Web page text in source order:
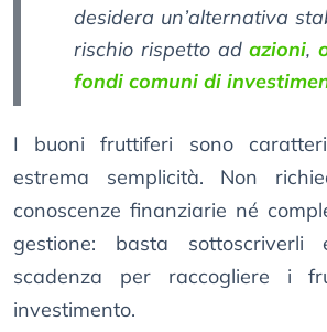
desidera un’alternativa
rischio rispetto adazioni,
fondi comuni di
I buoni fruttiferi sono
estrema semplicità. Non
conoscenze finanziarie né
gestione: basta
scadenza per raccogliere i
investimento.